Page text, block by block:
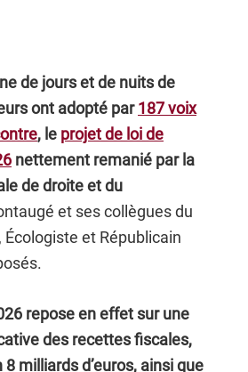
de jours et de nuits de
ont adopté par187 voix
, le projet de loi de
nettement remanié par la
de droite et du
et ses collègues du
et Républicain
repose en effet sur une
des recettes fiscales,
milliards d’euros, ainsi que